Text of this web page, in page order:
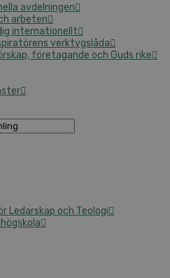
avdelningen
arbeten
internationellt
verktygslåda
företagande och Guds rike
Ledarskap och Teologi